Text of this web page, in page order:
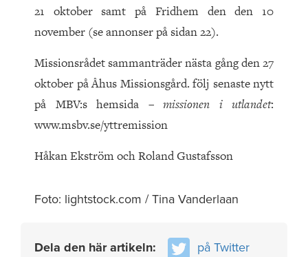
21 oktober samt på Fridhem den den 10
november (se annonser på sidan 22).
Missionsrådet sammanträder nästa gång den 27
oktober på Åhus Missionsgård. följ senaste nytt
på MBV:s hemsida – missionen i utlandet:
www.msbv.se/yttremission
Håkan Ekström och Roland Gustafsson
Foto: lightstock.com / Tina Vanderlaan
Dela den här artikeln:
på Twitter